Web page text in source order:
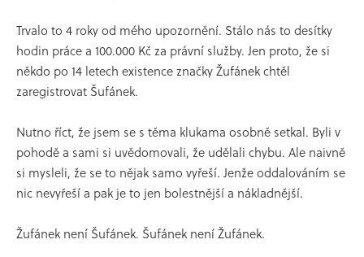
Trvalo to 4 roky od mého upozornění. Stálo nás to desítky
hodin práce a 100.000 Kč za právní služby. Jen proto, že si
někdo po 14 letech existence značky Žufánek chtěl
zaregistrovat Šufánek.
Nutno říct, že jsem se s těma klukama osobně setkal. Byli v
pohodě a sami si uvědomovali, že udělali chybu. Ale naivně
si mysleli, že se to nějak samo vyřeší. Jenže oddalováním se
nic nevyřeší a pak je to jen bolestnější a nákladnější.
Žufánek není Šufánek. Šufánek není Žufánek.